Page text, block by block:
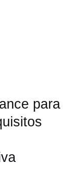
para